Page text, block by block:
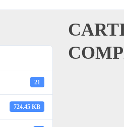
21
724.45 KB